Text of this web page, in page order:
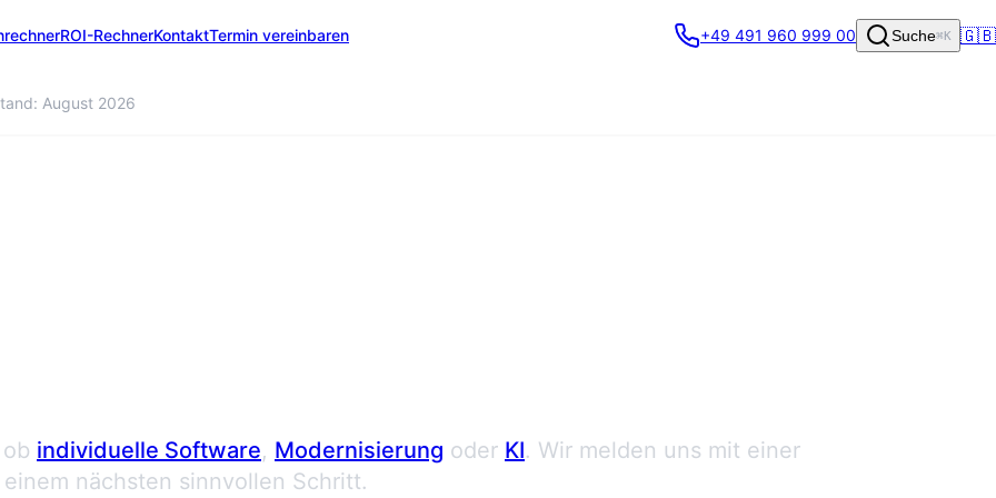
ROI-RechnerKontaktTermin vereinbaren
August 2026
+49 491 960 999 00 Suche⌘K 🇬🇧
individuelle Software, Modernisierung oder KI. Wir melden uns mit einer
nächsten sinnvollen Schritt.